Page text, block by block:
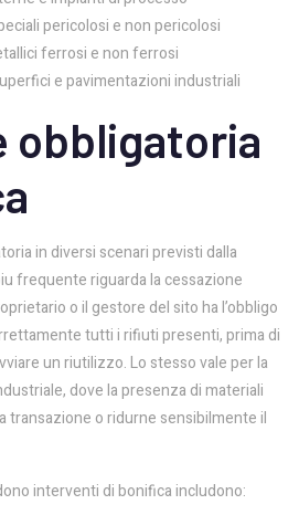
pericolosi e non pericolosi
ferrosi e non ferrosi
e pavimentazioni industriali
obbligatoria
in diversi scenari previsti dalla
frequente riguarda la cessazione
o il gestore del sito ha l’obbligo
tutti i rifiuti presenti, prima di
un riutilizzo. Lo stesso vale per la
dove la presenza di materiali
transazione o ridurne sensibilmente il
interventi di bonifica includono: